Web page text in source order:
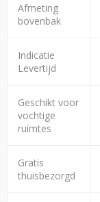
Afmeting
bovenbak
Indicatie
Levertijd
Geschikt voor
vochtige
ruimtes
Gratis
thuisbezorgd